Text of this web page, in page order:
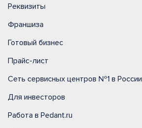
Реквизиты
Франшиза
Готовый бизнес
Прайс-лист
Сеть сервисных центров №1 в России
Для инвесторов
Работа в Pedant.ru